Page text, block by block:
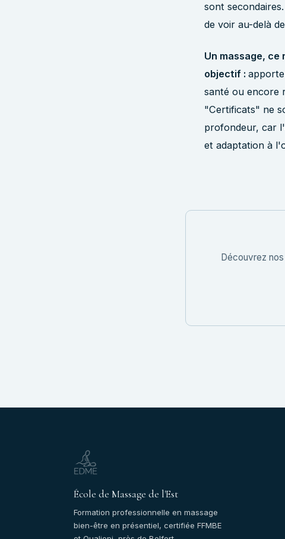
sont
de voir au-delà
Un massage, ce
objectif :
santé ou encore
"Certificats" ne
profondeur, car
et adaptation à
Découvrez
École de Massage de l'Est
Formation professionnelle en massage
bien-être en présentiel, certifiée FFMBE